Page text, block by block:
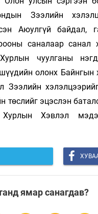
Зээлийн
Аюулгүй байдал,
саналаар санал
чуулганы
олонх Байнгын
Зээлийн
төслийг эцэслэн
Хэвлэл
ямар санагдав?